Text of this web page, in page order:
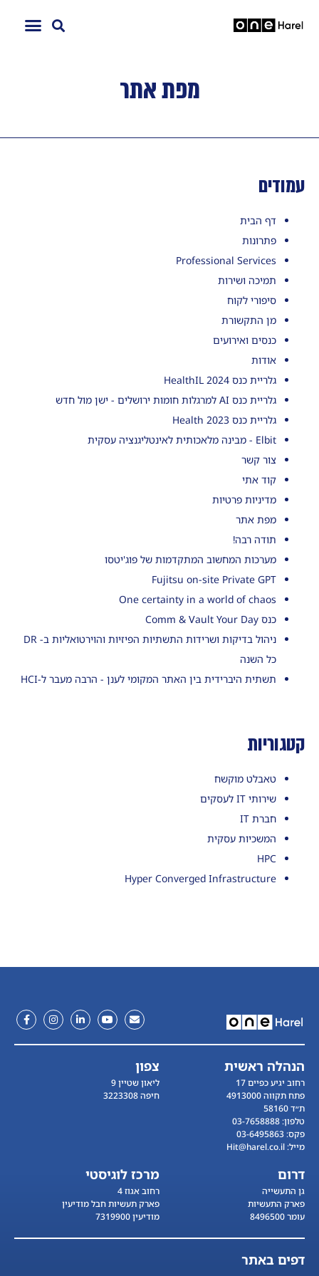
מפת אתר
עמודים
דף הבית
פתרונות
Professional Services
תמיכה ושירות
סיפורי לקוח
מן התקשורת
כנסים ואירועים
אודות
גלריית כנס HealthIL 2024
גלריית כנס AI למרגלות חומות ירושלים - ישן מול חדש
גלריית כנס Health 2023
Elbit - מבינה מלאכותית לאינטליגנציה עסקית
צור קשר
קוד אתי
מדיניות פרטיות
מפת אתר
תודה רבה!
מערכות המחשוב המתקדמות של פוג'יטסו
Fujitsu on-site Private GPT
One certainty in a world of chaos
כנס Comm & Vault Your Day
ניהול בדיקות ושרידות התשתיות הפיזיות והוירטואליות ב- DR
כל השנה
תשתית היברידית בין האתר המקומי לענן - הרבה מעבר ל-HCI
קטגוריות
טאבלט מוקשח
שירותי IT לעסקים
חברת IT
המשכיות עסקית
HPC
Hyper Converged Infrastructure
הנהלה ראשית
רחוב יגיע כפיים 17
פתח תקווה 4913000
ת״ד 58160
טלפון׃ 03-7658888
פקס׃ 03-6495863
מייל׃ Hit@harel.co.il
צפון
ליאון שטיין 9
חיפה 3223308
דרום
גן התעשייה
פארק התעשיות
עומר 8496500
מרכז לוגיסטי
רחוב אגוז 4
פארק תעשיות חבל מודיעין
מודיעין 7319900
דפים באתר